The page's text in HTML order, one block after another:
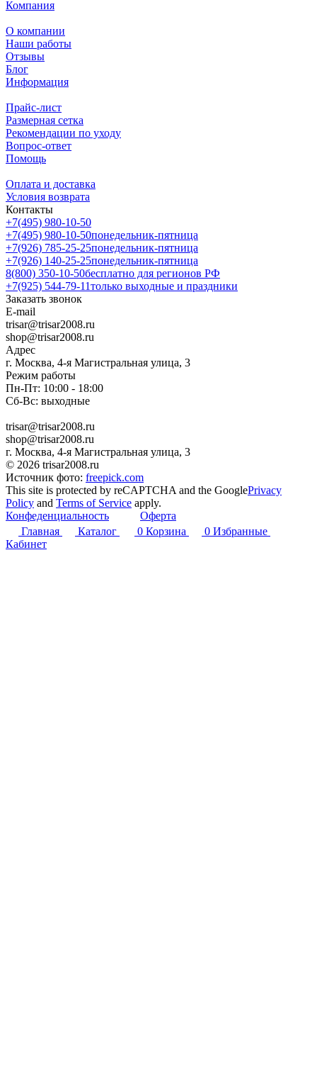
Компания
О компании
Наши работы
Отзывы
Блог
Информация
Прайс-лист
Размерная сетка
Рекомендации по уходу
Вопрос-ответ
Помощь
Оплата и доставка
Условия возврата
Контакты
+7(495) 980-10-50
+7(495) 980-10-50понедельник-пятница
+7(926) 785-25-25понедельник-пятница
+7(926) 140-25-25понедельник-пятница
8(800) 350-10-50бесплатно для регионов РФ
+7(925) 544-79-11только выходные и праздники
Заказать звонок
E-mail
trisar@trisar2008.ru
shop@trisar2008.ru
Адрес
г. Москва, 4-я Магистральная улица, 3
Режим работы
Пн-Пт: 10:00 - 18:00
Сб-Вс: выходные
trisar@trisar2008.ru
shop@trisar2008.ru
г. Москва, 4-я Магистральная улица, 3
© 2026 trisar2008.ru
Источник фото: freepick.com
This site is protected by reCAPTCHA and the GooglePrivacy
Policy and Terms of Service apply.
Конфеденциальность
Оферта
Главная
Каталог 0 Корзина 0 Избранные
Кабинет